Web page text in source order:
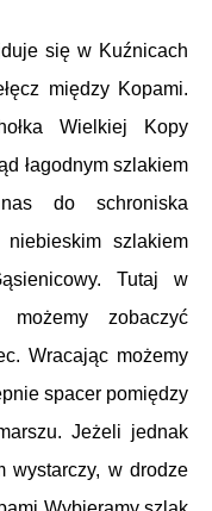
się w Kuźnicach
między Kopami.
Wielkiej Kopy
łagodnym szlakiem
do schroniska
niebieskim szlakiem
Tutaj w
możemy zobaczyć
Wracając możemy
spacer pomiędzy
Jeżeli jednak
wystarczy, w drodze